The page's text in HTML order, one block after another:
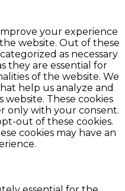
your experience
website. Out of these
as necessary
they are essential for
of the website. We
help us analyze and
These cookies
only with your consent.
out of these cookies.
cookies may have an